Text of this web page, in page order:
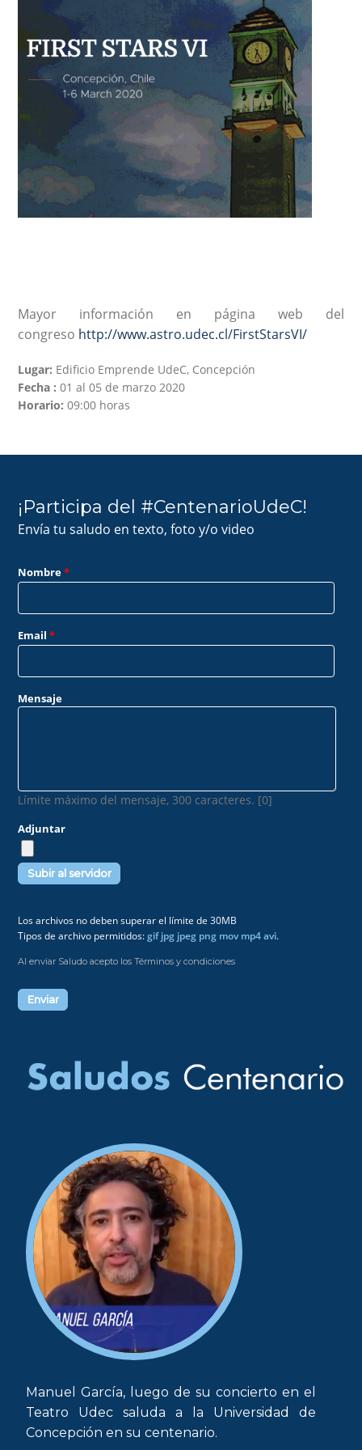
Mayor información en página web del
congreso http://www.astro.udec.cl/FirstStarsVI/
Lugar: Edificio Emprende UdeC, Concepción
Fecha :01 al 05 de marzo 2020
Horario:09:00 horas
¡Participa del #CentenarioUdeC!
Envía tu saludo en texto, foto y/o video
Nombre*
Email*
Mensaje
Límite máximo del mensaje, 300 caracteres. [0]
Adjuntar
Los archivos no deben superar el límite de 30MB
Tipos de archivo permitidos:gif jpg jpeg png mov mp4 avi.
Al enviar Saludo acepto los Términos y condiciones
Manuel García, luego de su concierto en el
Teatro Udec saluda a la Universidad de
Concepción en su centenario.